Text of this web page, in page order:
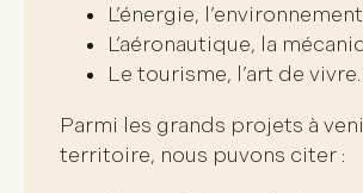
L’énergie,
L’aéronautique, la
Le tourisme, l’art de vivre.
Parmi les grands projets à
territoire, nous puvons citer :